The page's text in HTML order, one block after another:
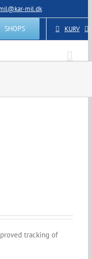
mil.dk
SHOPS KURV
tracking of